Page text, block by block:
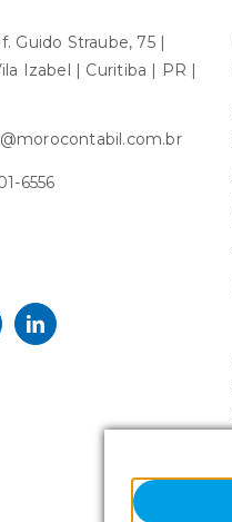
Guido Straube, 75 |
Izabel | Curitiba | PR |
6556